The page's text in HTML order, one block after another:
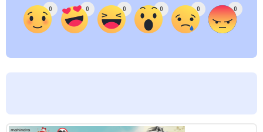
0 0 0 0 0 0